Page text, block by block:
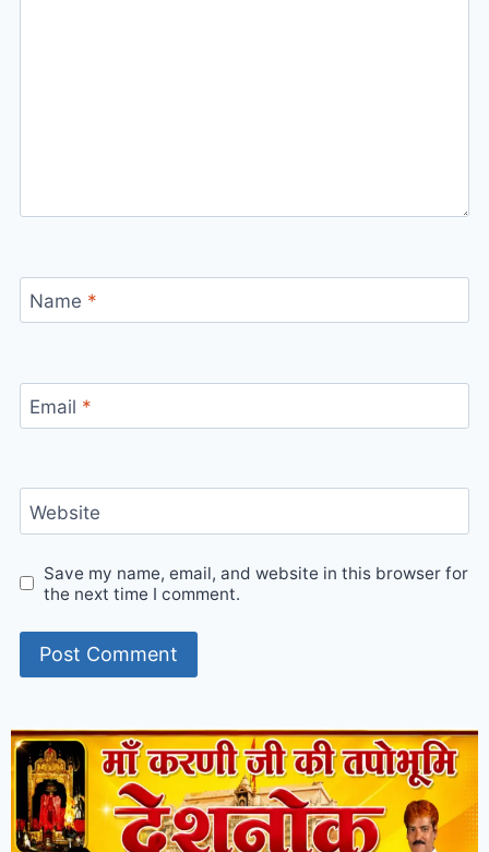
Name *
Email *
Website
Save my name, email, and website in this browser for
the next time I comment.